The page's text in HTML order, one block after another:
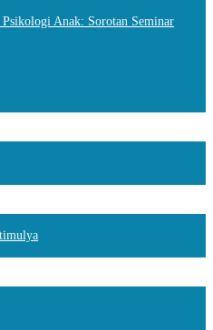
Anak: Sorotan Seminar